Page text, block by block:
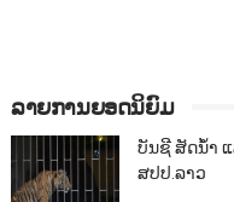
ລາຍການຍອດນິຍົມ
ບັນຊີ ສັດນ້ຳ
ສປປ.ລາວ